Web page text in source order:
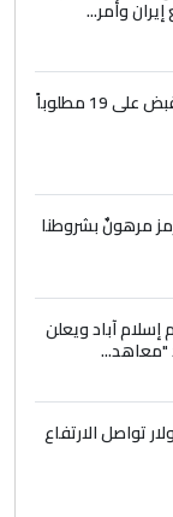
عريقة
سل
5
عريقة
سل
وأمر...
في عمليات نوعية متفرقة.. القبض على 19 مطلوباً
مرهونٌ بشروطنا
إسلام آباد ويعلن
"معاهد...
الدولار تواصل الارتفاع